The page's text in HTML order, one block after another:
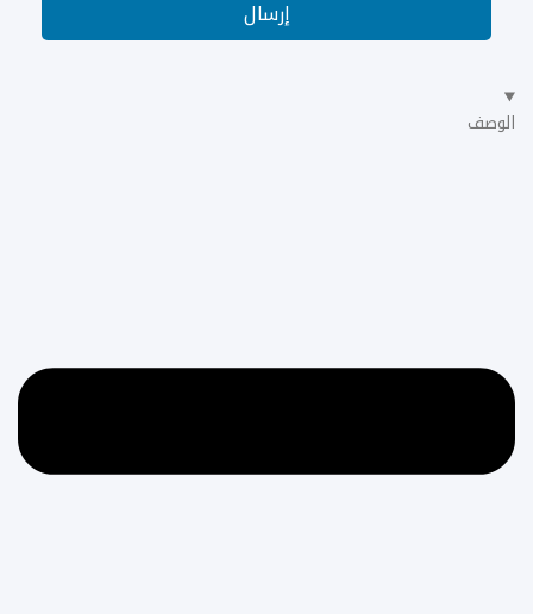
إرسال
الوصف